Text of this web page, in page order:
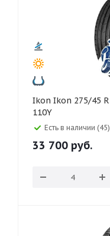
Ikon Ikon 275/45 R21 Autograph Ultra 2 SUV
110Y
Есть в наличии (45)
33 700 руб.